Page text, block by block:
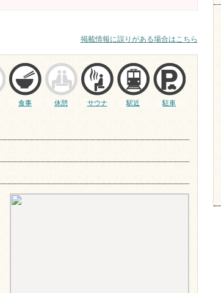
掲載情報に誤りがある場合はこちら
食事 休憩 サウナ 駅近 駐車